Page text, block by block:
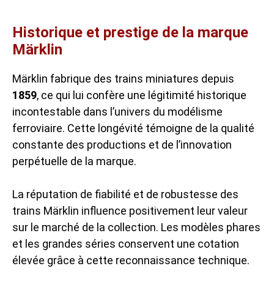
Historique et prestige de la marque
Märklin
Märklin fabrique des trains miniatures depuis
1859, ce qui lui confère une légitimité historique
incontestable dans l’univers du modélisme
ferroviaire. Cette longévité témoigne de la qualité
constante des productions et de l’innovation
perpétuelle de la marque.
La réputation de fiabilité et de robustesse des
trains Märklin influence positivement leur valeur
sur le marché de la collection. Les modèles phares
et les grandes séries conservent une cotation
élevée grâce à cette reconnaissance technique.